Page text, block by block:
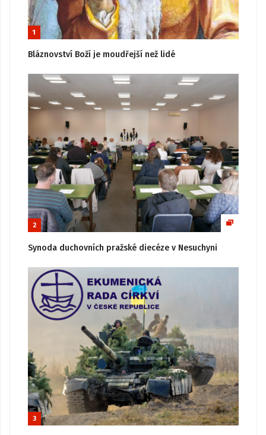
1
Bláznovství Boží je moudřejší než lidé
2
Synoda duchovních pražské diecéze v Nesuchyni
3